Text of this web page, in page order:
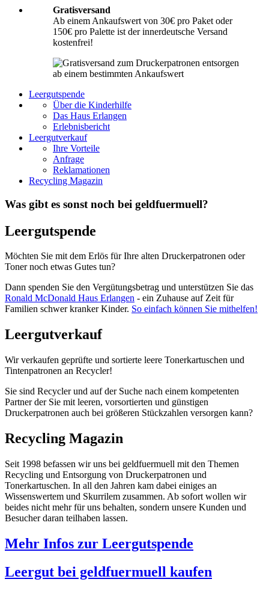
Gratisversand
Ab einem Ankaufswert von 30€ pro Paket oder
150€ pro Palette ist der innerdeutsche Versand
kostenfrei!
Leergutspende
Über die Kinderhilfe
Das Haus Erlangen
Erlebnisbericht
Leergutverkauf
Ihre Vorteile
Anfrage
Reklamationen
Recycling Magazin
Was gibt es sonst noch bei geldfuermuell?
Leergutspende
Möchten Sie mit dem Erlös für Ihre alten Druckerpatronen oder
Toner noch etwas Gutes tun?
Dann spenden Sie den Vergütungsbetrag und unterstützen Sie das
Ronald McDonald Haus Erlangen - ein Zuhause auf Zeit für
Familien schwer kranker Kinder. So einfach können Sie mithelfen!
Leergutverkauf
Wir verkaufen geprüfte und sortierte leere Tonerkartuschen und
Tintenpatronen an Recycler!
Sie sind Recycler und auf der Suche nach einem kompetenten
Partner der Sie mit leeren, vorsortierten und günstigen
Druckerpatronen auch bei größeren Stückzahlen versorgen kann?
Recycling Magazin
Seit 1998 befassen wir uns bei geldfuermuell mit den Themen
Recycling und Entsorgung von Druckerpatronen und
Tonerkartuschen. In all den Jahren kam dabei einiges an
Wissenswertem und Skurrilem zusammen. Ab sofort wollen wir
beides nicht mehr für uns behalten, sondern unsere Kunden und
Besucher daran teilhaben lassen.
Mehr Infos zur Leergutspende
Leergut bei geldfuermuell kaufen